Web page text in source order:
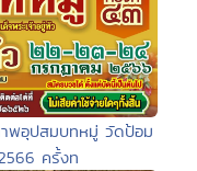
พอุปสมบทหมู่ วัดป้อม
ครั้งท